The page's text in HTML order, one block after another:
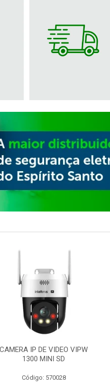
CAMERA IP DE VIDEO VIPW
1300 MINI SD
Código: 570028